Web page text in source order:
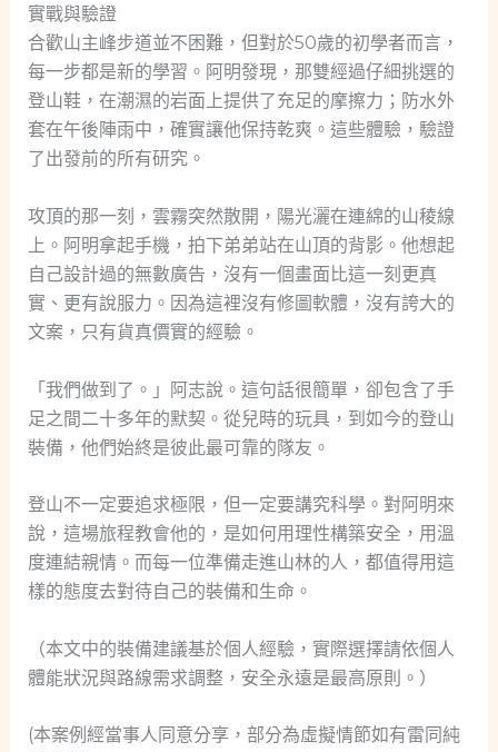
實戰與驗證
合歡山主峰步道並不困難，但對於50歲的初學者而言，
每一步都是新的學習。阿明發現，那雙經過仔細挑選的
登山鞋，在潮濕的岩面上提供了充足的摩擦力；防水外
套在午後陣雨中，確實讓他保持乾爽。這些體驗，驗證
了出發前的所有研究。
攻頂的那一刻，雲霧突然散開，陽光灑在連綿的山稜線
上。阿明拿起手機，拍下弟弟站在山頂的背影。他想起
自己設計過的無數廣告，沒有一個畫面比這一刻更真
實、更有說服力。因為這裡沒有修圖軟體，沒有誇大的
文案，只有貨真價實的經驗。
「我們做到了。」阿志說。這句話很簡單，卻包含了手
足之間二十多年的默契。從兒時的玩具，到如今的登山
裝備，他們始終是彼此最可靠的隊友。
登山不一定要追求極限，但一定要講究科學。對阿明來
說，這場旅程教會他的，是如何用理性構築安全，用溫
度連結親情。而每一位準備走進山林的人，都值得用這
樣的態度去對待自己的裝備和生命。
（本文中的裝備建議基於個人經驗，實際選擇請依個人
體能狀況與路線需求調整，安全永遠是最高原則。）
(本案例經當事人同意分享，部分為虛擬情節如有雷同純